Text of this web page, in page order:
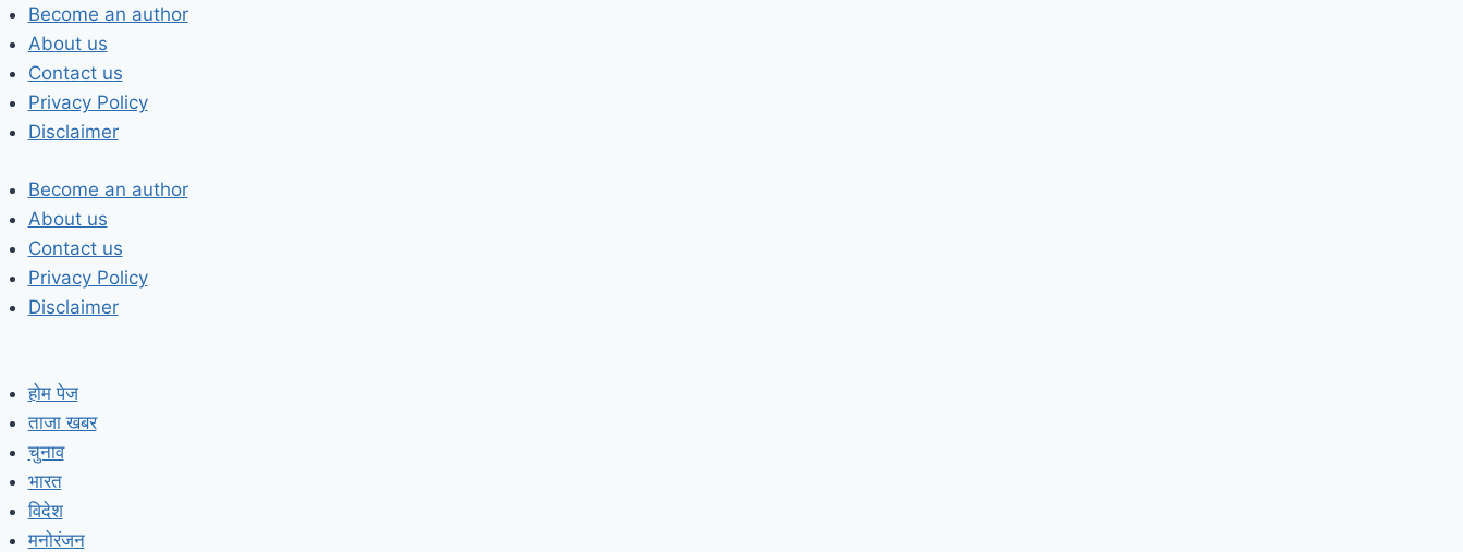
Skip
to
content
Become an author
About us
Contact us
Privacy Policy
Disclaimer
Become an author
About us
Contact us
Privacy Policy
Disclaimer
होम पेज
ताजा खबर
चुनाव
भारत
विदेश
मनोरंजन